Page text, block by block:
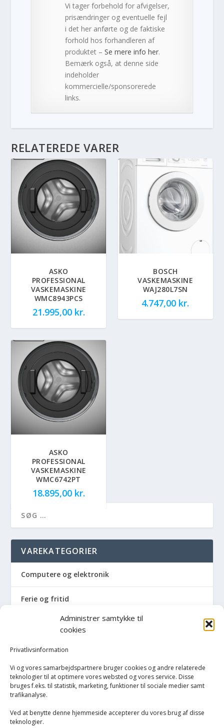
Administrer samtykke til
cookies
Privatlivsinformation
Vi og vores samarbejdspartnere bruger cookies og andre relaterede
teknologier til at optimere vores websted og vores service. Disse
bruges f.eks. til statistik, marketing, funktioner til sociale medier samt
trafikanalyse.
Ved at benytte denne hjemmeside accepterer du vores brug af disse
teknologier.
Vi tager forbehold for afvigelser,
prisændringer og eventuelle fejl
i det her anførte og de faktiske
forhold hos forhandleren af
produktet –Se mere info her.
Bemærk også, at denne side
indeholder
kommercielle/sponsorerede
links.
RELATEREDE VARER
ASKO
PROFESSIONAL
VASKEMASKINE
WMC8943PCS
21.995,00 kr.
BOSCH
VASKEMASKINE
WAJ280L7SN
4.747,00 kr.
ASKO
PROFESSIONAL
VASKEMASKINE
WMC6742PT
18.895,00 kr.
VAREKATEGORIER
Computere og elektronik
Ferie og fritid
Hus og have
Havemaskiner
Hvidevarer
Køkken
Opvarmning